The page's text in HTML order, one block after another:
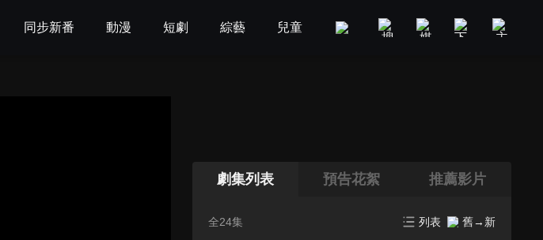
同步新番 動漫 短劇 綜藝 兒童 GOOD TV 娛樂 美食旅遊
劇集列表 預告花絮 推薦影片
全24集 列表 舊→新